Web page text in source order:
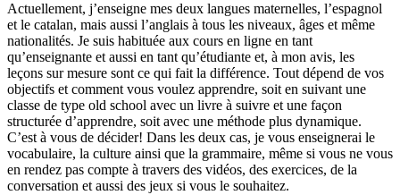
Actuellement, j’enseigne mes deux langues maternelles, l’espagnol
et le catalan, mais aussi l’anglais à tous les niveaux, âges et même
nationalités. Je suis habituée aux cours en ligne en tant
qu’enseignante et aussi en tant qu’étudiante et, à mon avis, les
leçons sur mesure sont ce qui fait la différence. Tout dépend de vos
objectifs et comment vous voulez apprendre, soit en suivant une
classe de type old school avec un livre à suivre et une façon
structurée d’apprendre, soit avec une méthode plus dynamique.
C’est à vous de décider! Dans les deux cas, je vous enseignerai le
vocabulaire, la culture ainsi que la grammaire, même si vous ne vous
en rendez pas compte à travers des vidéos, des exercices, de la
conversation et aussi des jeux si vous le souhaitez.